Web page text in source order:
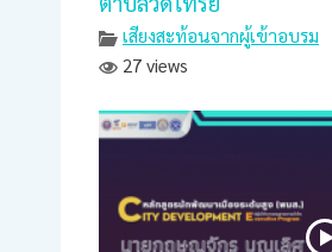
เสียงสะท้อนจากผู้เข้าอบรม
27 views